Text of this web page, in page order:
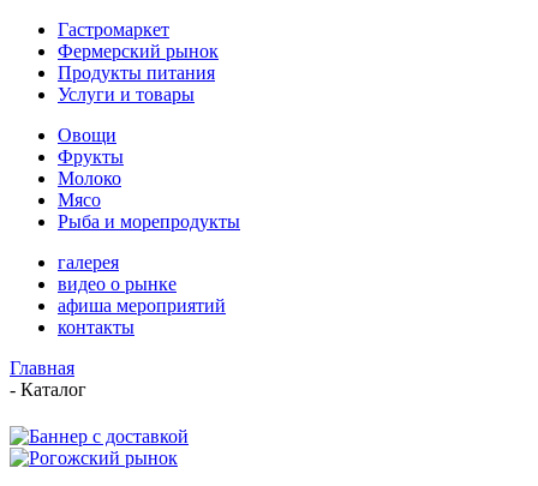
Гастромаркет
Фермерский рынок
Продукты питания
Услуги и товары
Овощи
Фрукты
Молоко
Мясо
Рыба и морепродукты
галерея
видео о рынке
афиша мероприятий
контакты
Главная
- Каталог